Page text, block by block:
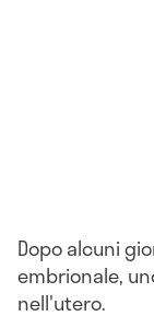
Dopo alcuni
embrionale,
nell'utero.